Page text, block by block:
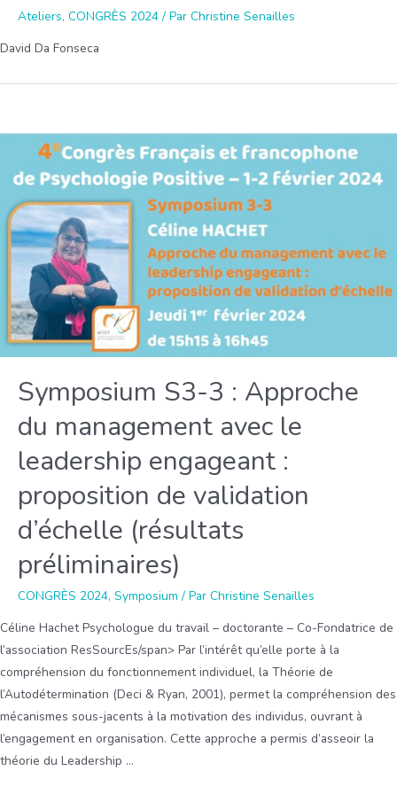
Gestion
du
Dans
psychologie
positive
En
entreprise
Ateliers, CONGRÈS 2024 / Par Christine Senailles
David Da Fonseca
Symposium S3-3 : Approche
du management avec le
leadership engageant :
proposition de validation
d’échelle (résultats
préliminaires)
CONGRÈS 2024, Symposium / Par Christine Senailles
Céline Hachet Psychologue du travail – doctorante – Co-Fondatrice de
l’association ResSourcEs/span> Par l’intérêt qu’elle porte à la
compréhension du fonctionnement individuel, la Théorie de
l’Autodétermination (Deci & Ryan, 2001), permet la compréhension des
mécanismes sous-jacents à la motivation des individus, ouvrant à
l’engagement en organisation. Cette approche a permis d’asseoir la
théorie du Leadership …